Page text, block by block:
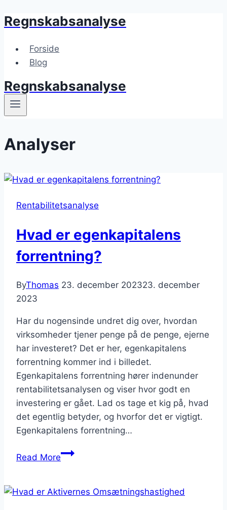
Skip
content
Regnskabsanalyse
Forside
Blog
Regnskabsanalyse
Analyser
Rentabilitetsanalyse
Hvad er egenkapitalens
forrentning?
ByThomas 23. december 202323. december
2023
Har du nogensinde undret dig over, hvordan
virksomheder tjener penge på de penge, ejerne
har investeret? Det er her, egenkapitalens
forrentning kommer ind i billedet.
Egenkapitalens forrentning hører indenunder
rentabilitetsanalysen og viser hvor godt en
investering er gået. Lad os tage et kig på, hvad
det egentlig betyder, og hvorfor det er vigtigt.
Egenkapitalens forrentning…
Read MoreHvad
forrentning?